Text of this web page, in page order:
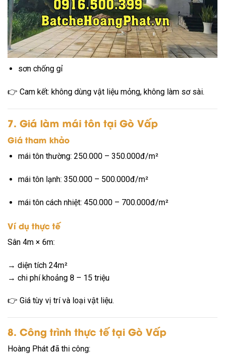
Khung sắt
sắt hộp dày
hàn chắc
sơn chống gỉ
👉 Cam kết: không dùng vật liệu mỏng, không làm sơ sài.
7. Giá làm mái tôn tại Gò Vấp
Giá tham khảo
mái tôn thường: 250.000 – 350.000đ/m²
mái tôn lạnh: 350.000 – 500.000đ/m²
mái tôn cách nhiệt: 450.000 – 700.000đ/m²
Ví dụ thực tế
Sân 4m × 6m:
→ diện tích 24m²
→ chi phí khoảng 8 – 15 triệu
👉 Giá tùy vị trí và loại vật liệu.
8. Công trình thực tế tại Gò Vấp
Hoàng Phát đã thi công: